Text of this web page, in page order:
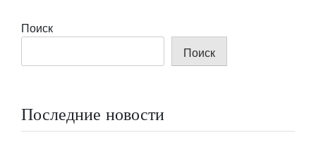
Поиск
Поиск
Последние новости